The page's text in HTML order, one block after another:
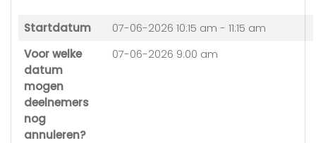
Startdatum 07-06-2026 10:15 am - 11:15 am
Voor welke
datum
mogen
deelnemers
nog
annuleren?
07-06-2026 9:00 am